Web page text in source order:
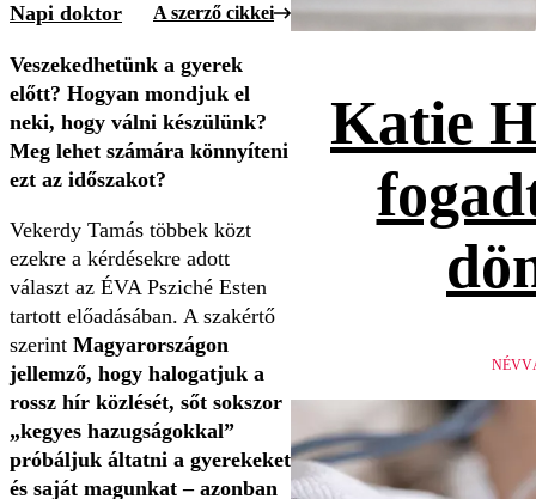
Napi doktor A szerző cikkei
Veszekedhetünk a gyerek
előtt? Hogyan mondjuk el
neki, hogy válni készülünk?
Meg lehet számára könnyíteni
ezt az időszakot?
Vekerdy Tamás többek közt
ezekre a kérdésekre adott
választ az ÉVA Psziché Esten
tartott előadásában. A szakértő
szerint Magyarországon
jellemző, hogy halogatjuk a
rossz hír közlését, sőt sokszor
„kegyes hazugságokkal”
próbáljuk áltatni a gyerekeket
és saját magunkat – azonban
Katie